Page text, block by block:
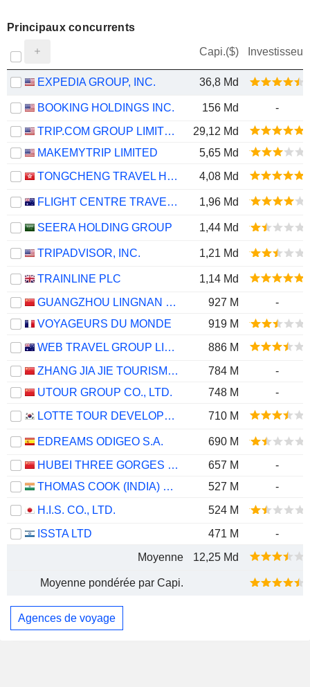
Principaux concurrents
Capi.($) Investisseur
EXPEDIA GROUP, INC. 36,8 Md
BOOKING HOLDINGS INC. 156 Md
-
TRIP.COM GROUP LIMITED
29,12 Md
MAKEMYTRIP LIMITED
5,65 Md
TONGCHENG TRAVEL HOLDINGS LIMITED
4,08 Md
FLIGHT CENTRE TRAVEL GROUP LIMITED 1,96 Md
SEERA HOLDING GROUP 1,44 Md
TRIPADVISOR, INC. 1,21 Md
TRAINLINE PLC
1,14 Md
GUANGZHOU LINGNAN GROUP HOLDINGS COMPANY LIMITED
927 M
-
VOYAGEURS DU MONDE
919 M
WEB TRAVEL GROUP LIMITED
886 M
ZHANG JIA JIE TOURISM GROUP CO., LTD
784 M
-
UTOUR GROUP CO., LTD.
748 M
-
LOTTE TOUR DEVELOPMENT CO., LTD.
710 M
EDREAMS ODIGEO S.A.
690 M
HUBEI THREE GORGES TOURISM GROUP CO., LTD.
657 M
-
THOMAS COOK (INDIA) LIMITED
527 M
-
H.I.S. CO., LTD.
524 M
ISSTA LTD
471 M
-
Moyenne
12,25 Md
Moyenne pondérée par Capi.
Agences de voyage